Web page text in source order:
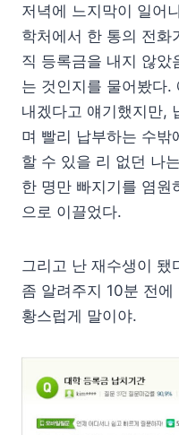
저녁에 느지막이 일어
학처에서 한 통의 전화
직 등록금을 내지 않았
는 것인지를 물어봤다.
내겠다고 얘기했지만,
며 빨리 납부하는 수밖
할 수 있을 리 없던 나
한 명만 빠지기를 염원
으로 이끌었다.
그리고 난 재수생이 됐
좀 알려주지 10분 전
황스럽게 말이야.